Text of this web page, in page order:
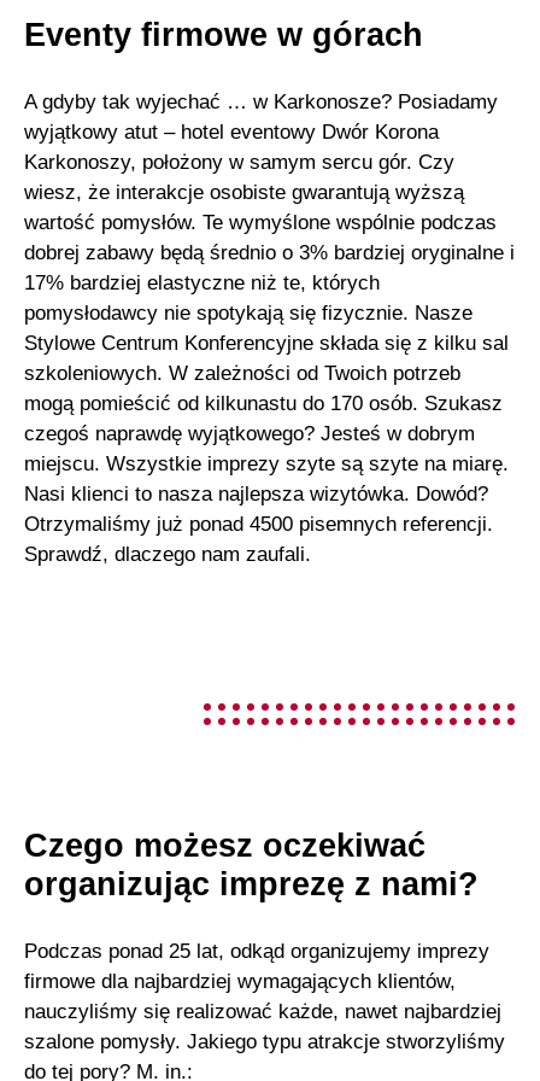
Eventy firmowe w górach
A gdyby tak wyjechać … w Karkonosze? Posiadamy
wyjątkowy atut – hotel eventowy Dwór Korona
Karkonoszy, położony w samym sercu gór. Czy
wiesz, że interakcje osobiste gwarantują wyższą
wartość pomysłów. Te wymyślone wspólnie podczas
dobrej zabawy będą średnio o 3% bardziej oryginalne i
17% bardziej elastyczne niż te, których
pomysłodawcy nie spotykają się fizycznie. Nasze
Stylowe Centrum Konferencyjne składa się z kilku sal
szkoleniowych. W zależności od Twoich potrzeb
mogą pomieścić od kilkunastu do 170 osób. Szukasz
czegoś naprawdę wyjątkowego? Jesteś w dobrym
miejscu. Wszystkie imprezy szyte są szyte na miarę.
Nasi klienci to nasza najlepsza wizytówka. Dowód?
Otrzymaliśmy już ponad 4500 pisemnych referencji.
Sprawdź, dlaczego nam zaufali.
Czego możesz oczekiwać
organizując imprezę z nami?
Podczas ponad 25 lat, odkąd organizujemy imprezy
firmowe dla najbardziej wymagających klientów,
nauczyliśmy się realizować każde, nawet najbardziej
szalone pomysły. Jakiego typu atrakcje stworzyliśmy
do tej pory? M. in.: